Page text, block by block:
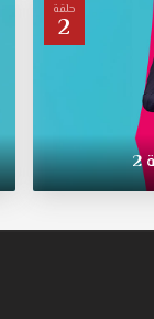
حلقة
2